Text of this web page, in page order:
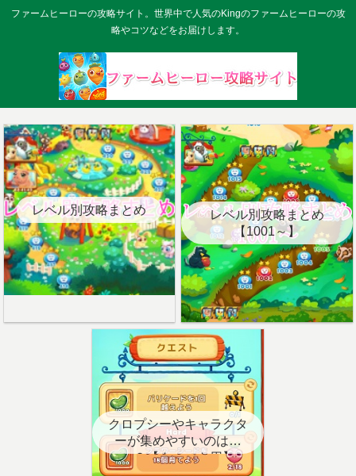
ファームヒーローの攻略サイト。世界中で人気のKingのファームヒーローの攻
略やコツなどをお届けします。
レベル別攻略まとめ
レベル別攻略まとめ
【1001～】
クロプシーやキャラクタ
ーが集めやすいのはど
こ？【クエスト用】